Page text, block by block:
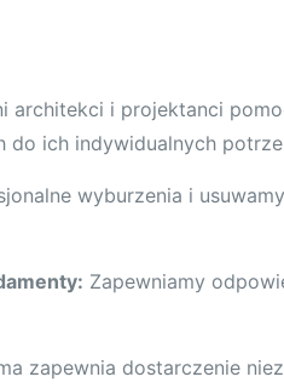
architekci i projektanci
ich indywidualnych
wyburzenia i
Zapewniamy
zapewnia dostarczenie